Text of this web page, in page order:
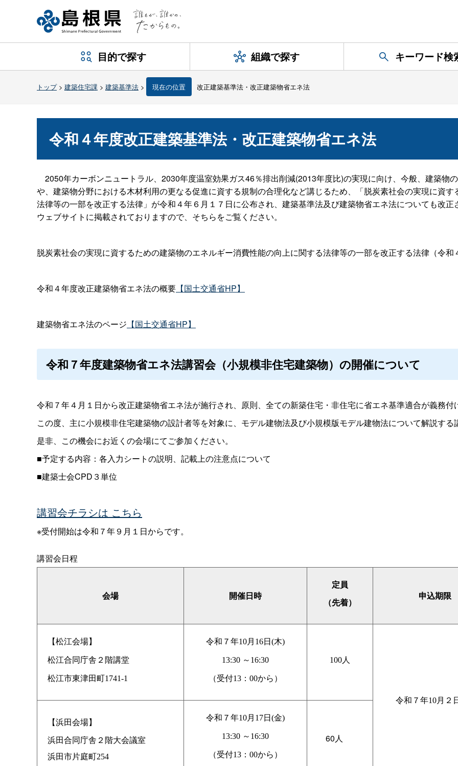
目的で探す 組織で探す キーワード検
トップ> 建築住宅課 > 建築基準法 > 現在の位置 改正建築基準法・改正建築物省エネ法
令和４年度改正建築基準法・改正建築物省エネ法
2050年カーボンニュートラル、2030年度温室効果ガス46％排出削減(2013年度比)の実現に向け、今般、建築物
や、建築物分野における木材利用の更なる促進に資する規制の合理化など講じるため、「脱炭素社会の実現に資
法律等の一部を改正する法律」が令和４年６月１７日に公布され、建築基準法及び建築物省エネ法についても改
ウェブサイトに掲載されておりますので、そちらをご覧ください。
脱炭素社会の実現に資するための建築物のエネルギー消費性能の向上に関する法律等の一部を改正する法律（令
令和４年度改正建築物省エネ法の概要 【国土交通省HP】
建築物省エネ法のページ 【国土交通省HP】
令和７年度建築物省エネ法講習会（小規模非住宅建築物）の開催について
令和７年４月１日から改正建築物省エネ法が施行され、原則、全ての新築住宅・非住宅に省エネ基準適合が義務付
この度、主に小規模非住宅建築物の設計者等を対象に、モデル建物法及び小規模版モデル建物法について解説する
是非、この機会にお近くの会場にてご参加ください。
■予定する内容：各入力シートの説明、記載上の注意点について
■建築士会CPD３単位
講習会チラシは こちら
※受付開始は令和７年９月１日からです。
講習会日程
会場 開催日時
定員
（先着）
申込期限
【松江会場】
松江合同庁舎２階講堂
松江市東津田町1741-1
令和７年10月16日(木)
13:30 ～16:30
（受付13：00から）
100人
令和７年10月２
【浜田会場】
浜田合同庁舎２階大会議室
浜田市片庭町254
令和７年10月17日(金)
13:30 ～16:30
（受付13：00から）
60人